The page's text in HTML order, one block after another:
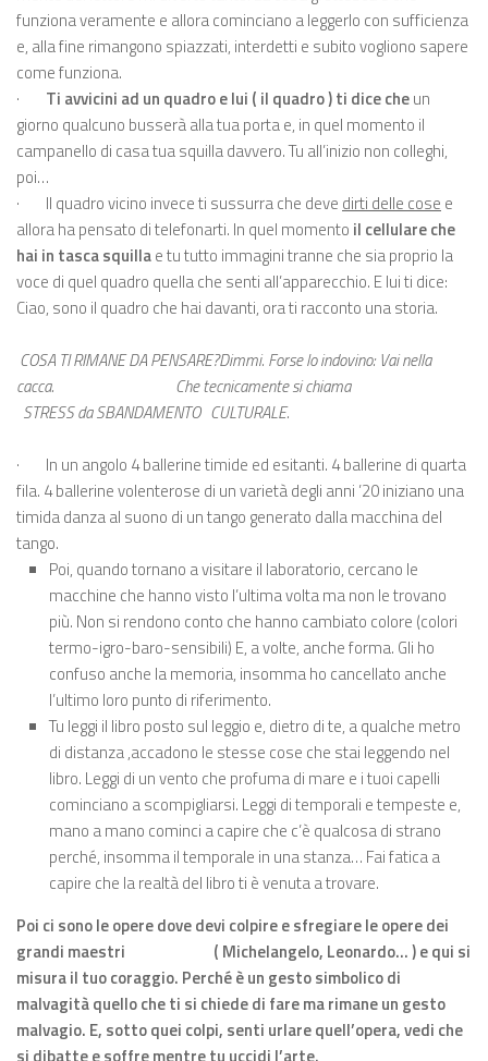
funziona veramente e allora cominciano a leggerlo con sufficienza
e, alla fine rimangono spiazzati, interdetti e subito vogliono sapere
come funziona.
·
Ti avvicini ad un quadro e lui ( il quadro ) ti dice cheun
giorno qualcuno busserà alla tua porta e, in quel momento il
campanello di casa tua squilla davvero. Tu all’inizio non colleghi,
poi…
·
Il quadro vicino invece ti sussurra che deve dirti delle cose e
allora ha pensato di telefonarti. In quel momento il cellulare che
hai in tasca squillae tu tutto immagini tranne che sia proprio la
voce di quel quadro quella che senti all’apparecchio. E lui ti dice:
Ciao, sono il quadro che hai davanti, ora ti racconto una storia.
COSA TI RIMANE DA PENSARE?Dimmi. Forse lo indovino: Vai nella
cacca. Che tecnicamente si chiama
STRESS da SBANDAMENTOCULTURALE.
·
In un angolo 4 ballerine timide ed esitanti. 4 ballerine di quarta
fila. 4 ballerine volenterose di un varietà degli anni ’20 iniziano una
timida danza al suono di un tango generato dalla macchina del
tango.
Poi, quando tornano a visitare il laboratorio, cercano le
macchine che hanno visto l’ultima volta ma non le trovano
più. Non si rendono conto che hanno cambiato colore (colori
termo-igro-baro-sensibili) E, a volte, anche forma. Gli ho
confuso anche la memoria, insomma ho cancellato anche
l’ultimo loro punto di riferimento.
Tu leggi il libro posto sul leggio e, dietro di te, a qualche metro
di distanza ,accadono le stesse cose che stai leggendo nel
libro. Leggi di un vento che profuma di mare e i tuoi capelli
cominciano a scompigliarsi. Leggi di temporali e tempeste e,
mano a mano cominci a capire che c’è qualcosa di strano
perché, insomma il temporale in una stanza… Fai fatica a
capire che la realtà del libro ti è venuta a trovare.
Poi ci sono le opere dove devi colpire e sfregiare le opere dei
grandi maestri ( Michelangelo, Leonardo… ) e qui si
misura il tuo coraggio. Perché è un gesto simbolico di
malvagità quello che ti si chiede di fare ma rimane un gesto
malvagio. E, sotto quei colpi, senti urlare quell’opera, vedi che